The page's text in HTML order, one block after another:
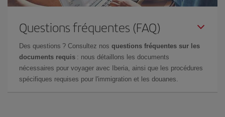
Questions fréquentes (FAQ)
Des questions ? Consultez nos questions fréquentes sur les
documents requis : nous détaillons les documents
nécessaires pour voyager avec Iberia, ainsi que les procédures
spécifiques requises pour l'immigration et les douanes.